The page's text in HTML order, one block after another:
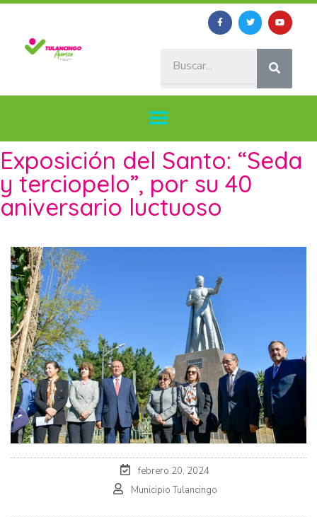
Exposición del Santo: “Seda
y terciopelo”, por su 40
aniversario luctuoso
febrero 20, 2024
Municipio Tulancingo